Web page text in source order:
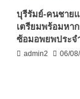
บุรีรัมย์-คนชาย
เตรียมพร้อมหา
ซ้อมอพยพประจ
admin2 06/